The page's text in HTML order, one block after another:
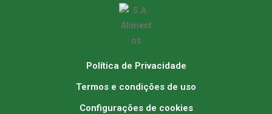
Política de Privacidade
Termos e condições de uso
Configurações de cookies